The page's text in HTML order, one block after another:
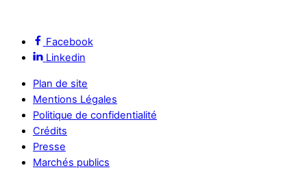
Facebook
Linkedin
Plan de site
Mentions Légales
Politique de confidentialité
Crédits
Presse
Marchés publics